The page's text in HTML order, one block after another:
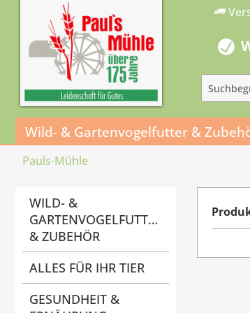
Wild- & Gartenvogelfutter &
Pauls-Mühle
WILD- &
GARTENVOGELFUTTER
& ZUBEHÖR
ALLES FÜR IHR TIER
GESUNDHEIT &